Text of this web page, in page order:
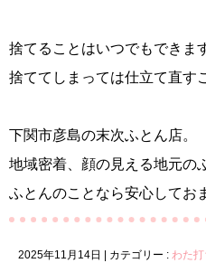
捨てることはいつでもできま
捨ててしまっては仕立て直す
下関市彦島の末次ふとん店。
地域密着、顔の見える地元の
ふとんのことなら安心してお
2025年11月14日 カテゴリー : わた打